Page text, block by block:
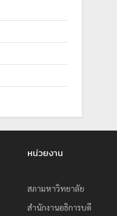
หน่วยงาน
สภามหาวิทยาลัย
สำนักงานอธิการบดี